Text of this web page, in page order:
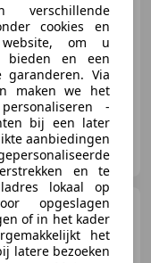
86 kW (117 PK)
1.0 EcoBoost 5-
'' Camera Clima -
cookies en
om u
bieden en een
garanderen. Via
maken we het
-
bij een later
aanbiedingen
en te
lokaal op
opgeslagen
of in het kader
het
latere bezoeken